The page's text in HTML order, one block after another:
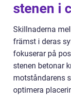
stenen i
Skillnaderna
främst i deras
fokuserar på
stenen betonar
motståndarens
optimera